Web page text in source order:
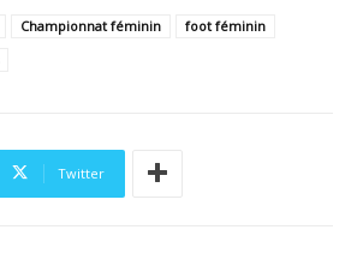
Championnat féminin
foot féminin
Twitter